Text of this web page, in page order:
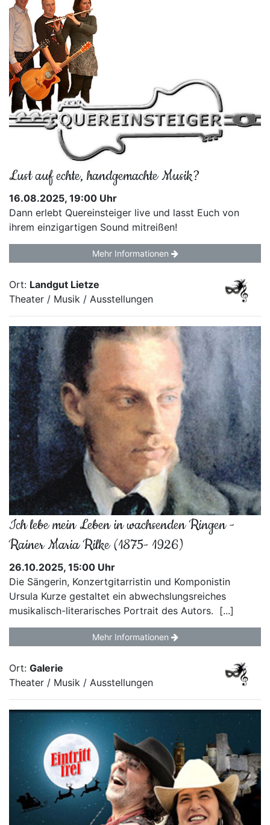
Lust auf echte, handgemachte Musik?
16.08.2025, 19:00 Uhr
Dann erlebt Quereinsteiger live und lasst Euch von
ihrem einzigartigen Sound mitreißen!
Mehr Informationen
Ort: Landgut Lietze
Theater / Musik / Ausstellungen
Ich lebe mein Leben in wachsenden Ringen -
Rainer Maria Rilke (1875- 1926)
26.10.2025, 15:00 Uhr
Die Sängerin, Konzertgitarristin und Komponistin
Ursula Kurze gestaltet ein abwechslungsreiches
musikalisch-literarisches Portrait des Autors. [...]
Mehr Informationen
Ort: Galerie
Theater / Musik / Ausstellungen